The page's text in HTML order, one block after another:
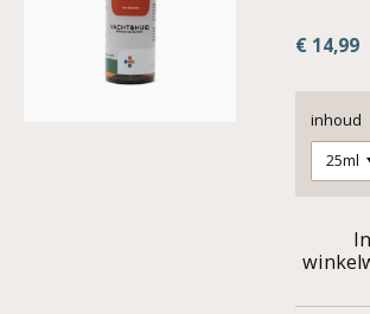
€ 14,99
inhoud
In